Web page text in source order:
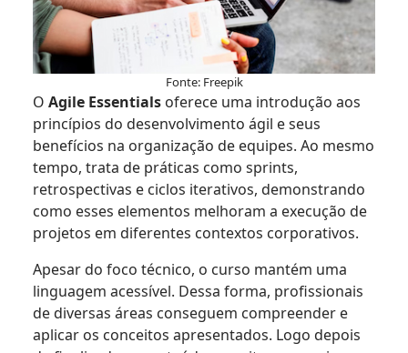
Fonte: Freepik
O Agile Essentials oferece uma introdução aos
princípios do desenvolvimento ágil e seus
benefícios na organização de equipes. Ao mesmo
tempo, trata de práticas como sprints,
retrospectivas e ciclos iterativos, demonstrando
como esses elementos melhoram a execução de
projetos em diferentes contextos corporativos.
Apesar do foco técnico, o curso mantém uma
linguagem acessível. Dessa forma, profissionais
de diversas áreas conseguem compreender e
aplicar os conceitos apresentados. Logo depois